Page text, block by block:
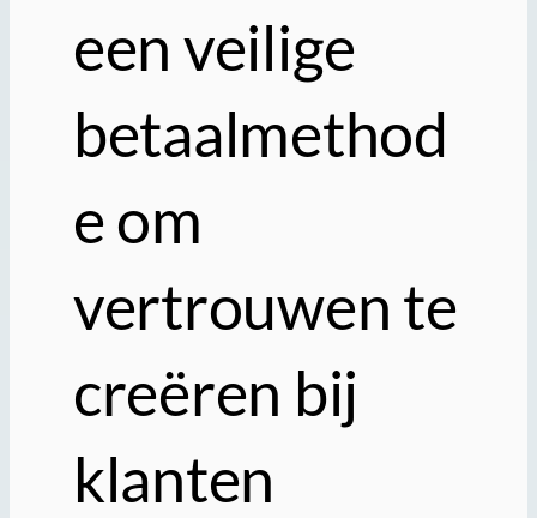
een veilige
betaalmethod
e om
vertrouwen te
creëren bij
klanten